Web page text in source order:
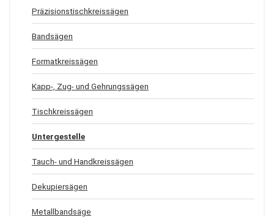
Präzisionstischkreissägen
Bandsägen
Formatkreissägen
Kapp-, Zug- und Gehrungssägen
Tischkreissägen
Untergestelle
Tauch- und Handkreissägen
Dekupiersägen
Metallbandsäge